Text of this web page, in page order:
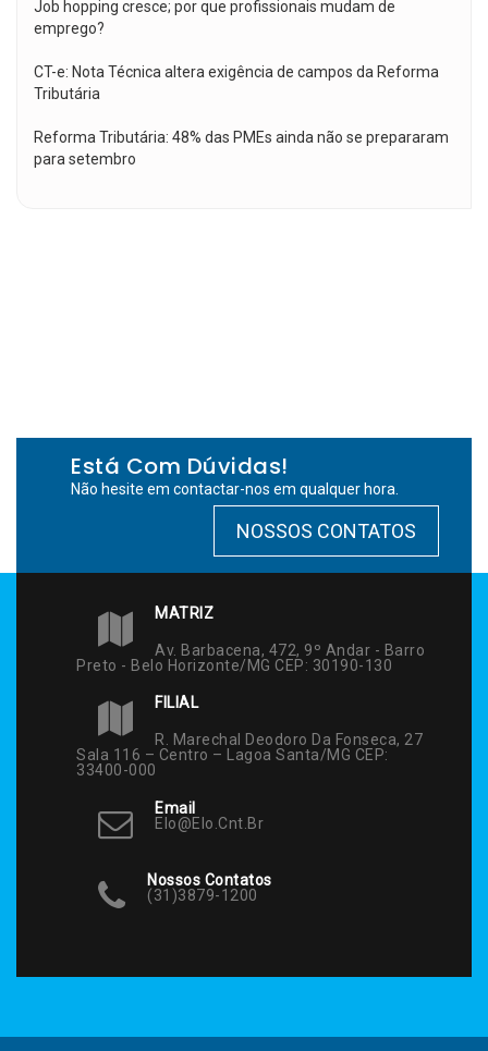
Job hopping cresce; por que profissionais mudam de
emprego?
CT-e: Nota Técnica altera exigência de campos da Reforma
Tributária
Reforma Tributária: 48% das PMEs ainda não se prepararam
para setembro
Está Com Dúvidas!
Não hesite em contactar-nos em qualquer hora.
NOSSOS CONTATOS
MATRIZ
Av. Barbacena, 472, 9º Andar - Barro
Preto - Belo Horizonte/MG CEP: 30190-130
FILIAL
R. Marechal Deodoro Da Fonseca, 27
Sala 116 – Centro – Lagoa Santa/MG CEP:
33400-000
Email
Elo@elo.cnt.br
Nossos Contatos
(31)3879-1200